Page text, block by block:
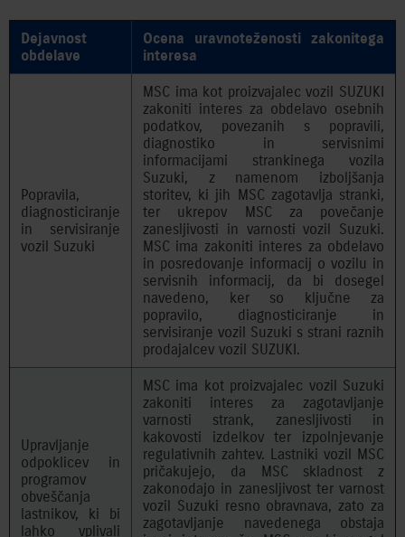
Dejavnost
obdelave
Ocena uravnoteženosti zakonitega
interesa
Popravila,
diagnosticiranje
in servisiranje
vozil Suzuki
MSC ima kot proizvajalec vozil SUZUKI
zakoniti interes za obdelavo osebnih
podatkov, povezanih s popravili,
diagnostiko in servisnimi
informacijami strankinega vozila
Suzuki, z namenom izboljšanja
storitev, ki jih MSC zagotavlja stranki,
ter ukrepov MSC za povečanje
zanesljivosti in varnosti vozil Suzuki.
MSC ima zakoniti interes za obdelavo
in posredovanje informacij o vozilu in
servisnih informacij, da bi dosegel
navedeno, ker so ključne za
popravilo, diagnosticiranje in
servisiranje vozil Suzuki s strani raznih
prodajalcev vozil SUZUKI.
Upravljanje
odpoklicev in
programov
obveščanja
lastnikov, ki bi
lahko vplivali
MSC ima kot proizvajalec vozil Suzuki
zakoniti interes za zagotavljanje
varnosti strank, zanesljivosti in
kakovosti izdelkov ter izpolnjevanje
regulativnih zahtev. Lastniki vozil MSC
pričakujejo, da MSC skladnost z
zakonodajo in zanesljivost ter varnost
vozil Suzuki resno obravnava, zato za
zagotavljanje navedenega obstaja